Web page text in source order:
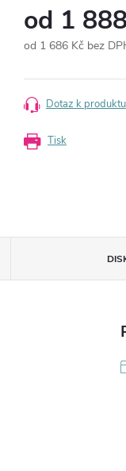
od 1
od 1 686 Kč bez
cena:
Tisk
Dotaz k produktu